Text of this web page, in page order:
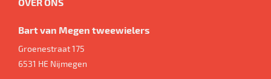
OVER ONS
Bart van Megen tweewielers
Groenestraat 175
6531 HE Nijmegen